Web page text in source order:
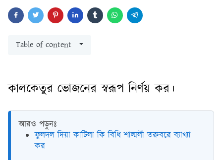
Table of content
কালকেতুর ভোজনের স্বরূপ নির্ণয় কর।
আরও পড়ুনঃ
ফুলদল দিয়া কাটিলা কি বিধি শাল্মলী তরুবরে ব্যাখ্যা
কর